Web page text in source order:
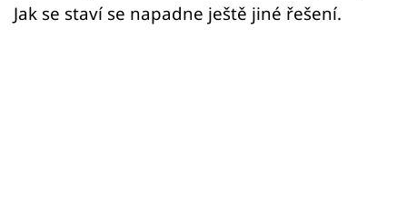
Jak se staví se napadne ještě jiné řešení.